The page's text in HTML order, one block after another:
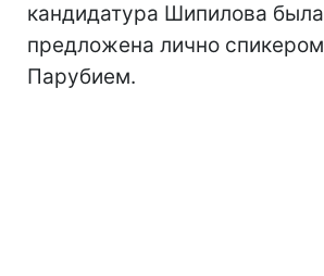
кандидатура Шипилова была
предложена лично спикером
Парубием.